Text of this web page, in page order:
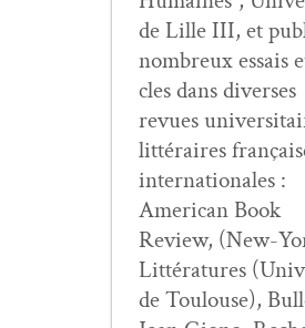
de Lille III, et
nom­breux essais
cles dans divers­es
revues
lit­téraires
inter­na­tionales :
Amer­i­can Book
Review, (New-
Lit­téra­tures
de Toulouse),